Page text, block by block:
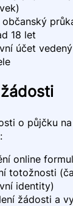
občanský
18 let
účet
o půjčku
online
totožnosti
identity)
žádosti a